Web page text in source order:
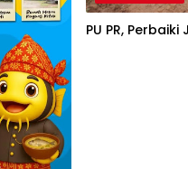
PU PR,